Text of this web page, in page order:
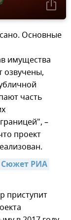
Основные
имущества
озвучены,
часть
–
проект
Сюжет РИА
приступит